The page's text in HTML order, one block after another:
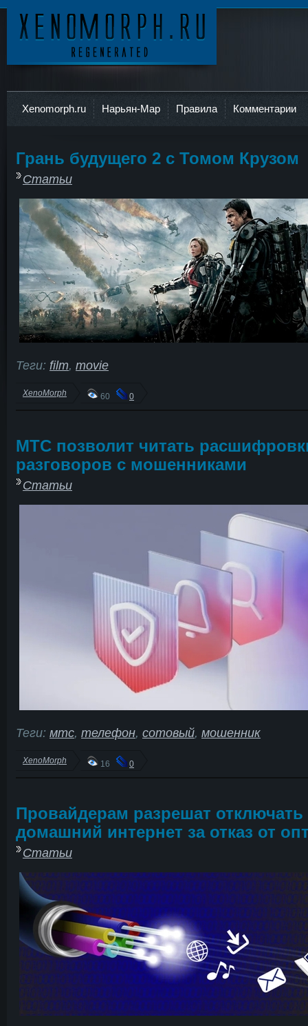
Xenomorph.ru Нарьян-Мар Правила Комментарии
Грань будущего 2 с Томом Крузом
Статьи
Теги: film, movie
XenoMorph 60 0
МТС позволит читать
разговоров с мошенниками
Статьи
Теги: мтс, телефон, сотовый, мошенник
XenoMorph 16 0
Провайдерам разрешат отключать
домашний интернет за отказ от
Статьи